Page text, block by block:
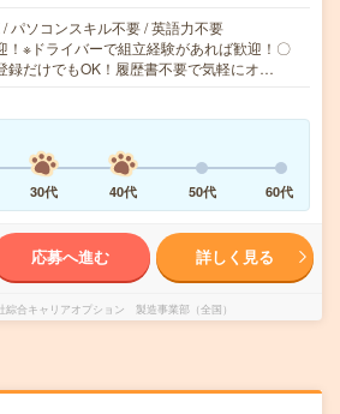
パソコンスキル不要 / 英語力不要
※ドライバーで組立経験があれば歓迎！〇
録だけでもOK！履歴書不要で気軽にオ…
30代 40代 50代 60代
応募へ進む 詳しく見る
綜合キャリアオプション 製造事業部（全国）